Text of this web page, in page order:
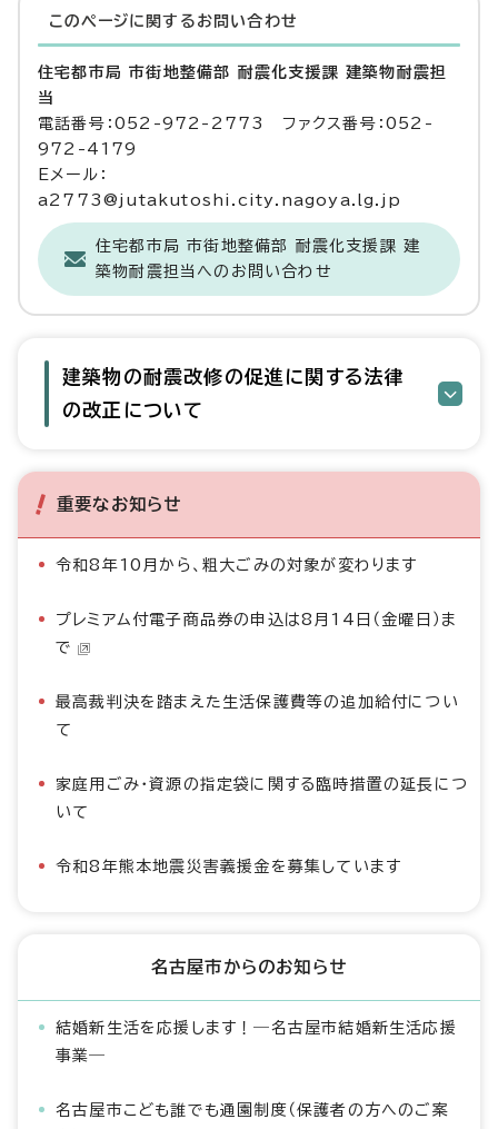
このページに関する お問い合わせ
住宅都市局 市街地整備部 耐震化支援課 建築物耐震担
当
電話番号：052-972-2773 ファクス番号：052-
972-4179
Eメール：
a2773@jutakutoshi.city.nagoya.lg.jp
住宅都市局 市街地整備部 耐震化支援課 建
築物耐震担当へのお問い合わせ
建築物の耐震改修の促進に関する法律
の改正について
重要なお知らせ
令和8年10月から、粗大ごみの対象が変わります
プレミアム付電子商品券の申込は8月14日（金曜日）ま
で
最高裁判決を踏まえた生活保護費等の追加給付につい
て
家庭用ごみ・資源の指定袋に関する臨時措置の延長につ
いて
令和8年熊本地震災害義援金を募集しています
名古屋市からのお知らせ
結婚新生活を応援します！―名古屋市結婚新生活応援
事業―
名古屋市こども誰でも通園制度（保護者の方へのご案